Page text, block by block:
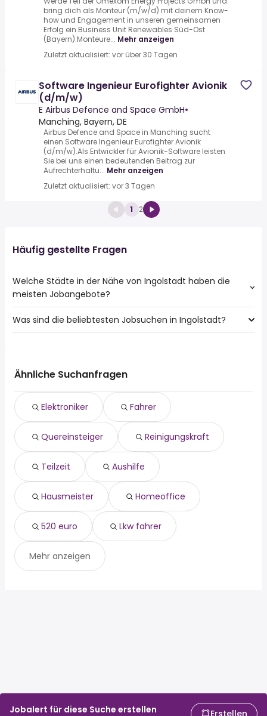
Jobalert für diese Suche erstellen Erstellen
bring dich als Monteur (m/w/d) mit deinem Know-
how und Engagement in unseren gemeinsamen
Erfolg ein.Business Unit Renewables Süd-Ost
(Bayern).Monteure... Mehr anzeigen
Zuletzt aktualisiert: vor über 30 Tagen
Software Ingenieur Eurofighter Avionik
(d/m/w)
E Airbus Defence and Space GmbH•
Manching, Bayern, DE
Airbus Defence and Space in Manching sucht
einen.Software Ingenieur Eurofighter Avionik
(d/m/w).Als Entwickler für Avionik-Software leisten
Sie bei uns einen bedeutenden Beitrag zur
Aufrechterhaltu... Mehr anzeigen
Zuletzt aktualisiert: vor 3 Tagen
1 2
Häufig gestellte Fragen
Welche Städte in der Nähe von Ingolstadt haben die
meisten Jobangebote?
10 Städte in der Nähe von Ingolstadt mit den meisten
Manching
Was sind die beliebtesten Jobsuchen in Ingolstadt?
quereinsteiger
aushilfe
hausmeister
homeoffice
520 euro
elektroniker
lkw fahrer
Ähnliche Suchanfragen
Elektroniker Fahrer
Quereinsteiger Reinigungskraft
Teilzeit Aushilfe
Hausmeister Homeoffice
520 euro Lkw fahrer
Mehr anzeigen